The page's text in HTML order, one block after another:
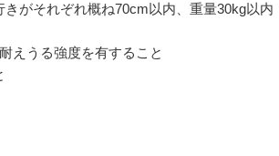
がそれぞれ概ね70cm以内、重量30kg以内
えうる強度を有すること